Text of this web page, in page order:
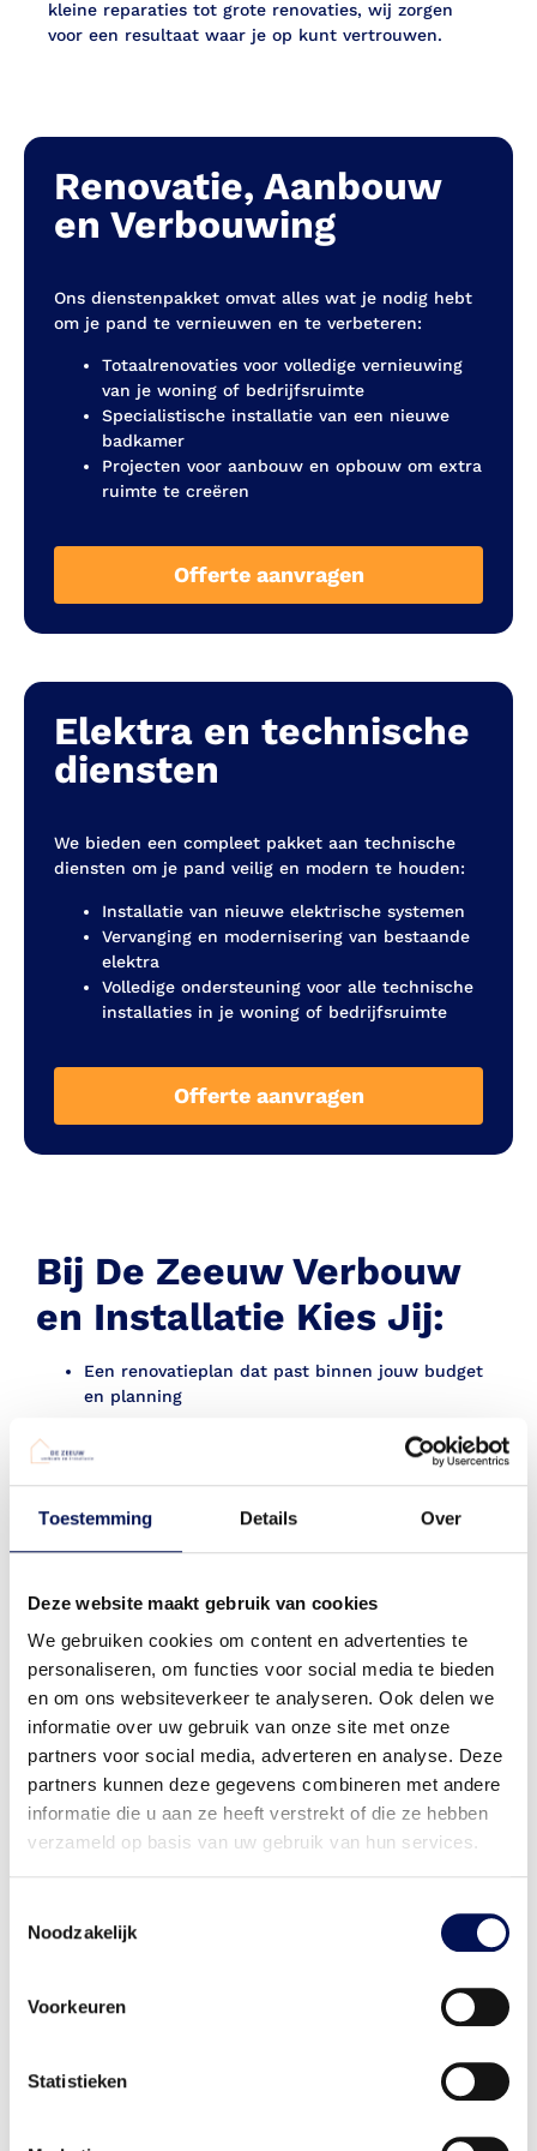
Toestemming Details Over
Deze website maakt gebruik van cookies
We gebruiken cookies om content en advertenties te
personaliseren, om functies voor social media te bieden
en om ons websiteverkeer te analyseren. Ook delen we
informatie over uw gebruik van onze site met onze
partners voor social media, adverteren en analyse. Deze
partners kunnen deze gegevens combineren met andere
informatie die u aan ze heeft verstrekt of die ze hebben
verzameld op basis van uw gebruik van hun services.
Noodzakelijk
Voorkeuren
Statistieken
kleine reparaties tot grote renovaties, wij zorgen
voor een resultaat waar je op kunt vertrouwen.
Renovatie, Aanbouw
en Verbouwing
Ons dienstenpakket omvat alles wat je nodig hebt
om je pand te vernieuwen en te verbeteren:
Totaalrenovaties voor volledige vernieuwing
van je woning of bedrijfsruimte
Specialistische installatie van een nieuwe
badkamer
Projecten voor aanbouw en opbouw om extra
ruimte te creëren
Offerte aanvragen
Elektra en technische
diensten
We bieden een compleet pakket aan technische
diensten om je pand veilig en modern te houden:
Installatie van nieuwe elektrische systemen
Vervanging en modernisering van bestaande
elektra
Volledige ondersteuning voor alle technische
installaties in je woning of bedrijfsruimte
Offerte aanvragen
Bij De Zeeuw Verbouw
en Installatie Kies Jij:
Een renovatieplan dat past binnen jouw budget
en planning
Maatwerkoplossingen die verder gaan dan
standaard renovaties
moderne tegels
badkamers of rustige woonstijlen
Extra opties zoals opbergruimte, verlichting of
slimme technologie
Offerte aanvragen
Bel 06 - 41 46 51 44